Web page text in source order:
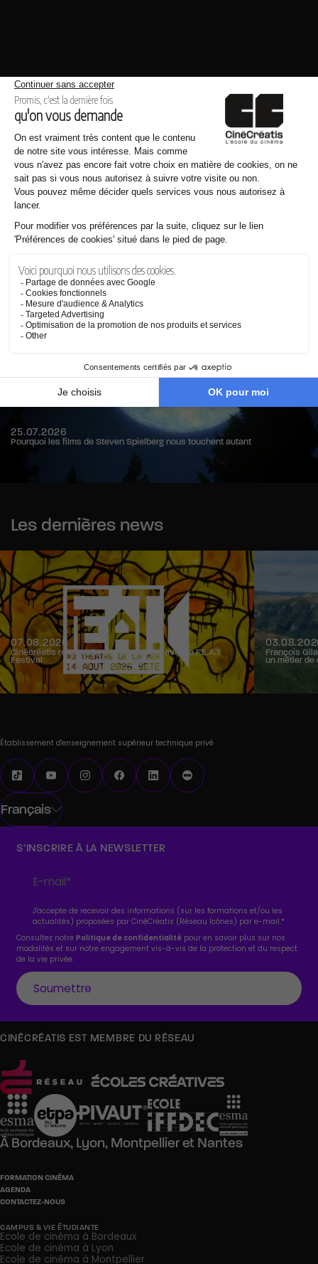
Même thème
25.07.2026
Pourquoi les films de Steven Spielberg nous touchent autant
Les dernières news
07.08.2026
Cinécréatis renouvelle son partenariat avec le F.E.A.T
Festival
François
un métier de
Établissement d'enseignement supérieur technique privé
Français
S’INSCRIRE À LA NEWSLETTER
J'accepte de recevoir des informations (sur les formations et/ou les
actualités) proposées par CinéCréatis (Réseau Icônes) par e-mail.*
Consultez notrePolitique de confidentialité pour en savoir plus sur nos
modalités et sur notre engagement vis-à-vis de la protection et du respect
de la vie privée.
CINÉCRÉATIS EST MEMBRE DU RÉSEAU
À Bordeaux, Lyon, Montpellieret Nantes
FORMATION CINÉMA
AGENDA
CONTACTEZ-NOUS
CAMPUS & VIE ÉTUDIANTE
Ecole de cinéma à Bordeaux
Ecole de cinéma à Lyon
Ecole de cinéma à Montpellier